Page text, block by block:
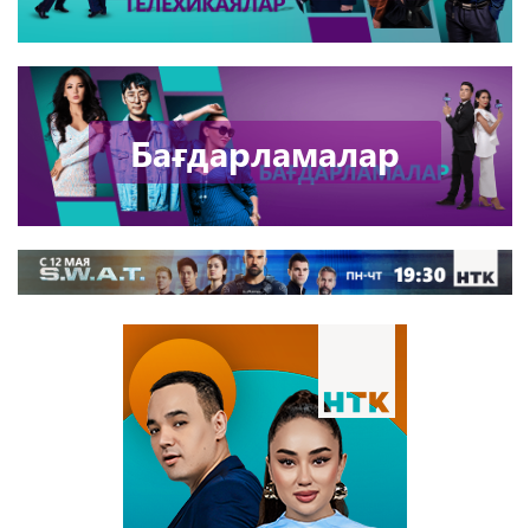
Бағдарламалар